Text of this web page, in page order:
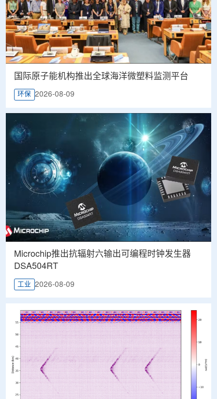
国际原子能机构推出全球海洋微塑料监测平台
环保 2026-08-09
Microchip推出抗辐射六输出可编程时钟发生器
DSA504RT
工业 2026-08-09